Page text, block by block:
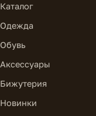
Каталог
Одежда
Обувь
Аксессуары
Бижутерия
Новинки